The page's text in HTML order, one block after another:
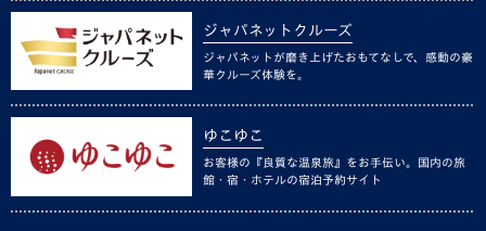
ジャパネットクルーズ
ジャパネットが磨き上げたおもてなしで、感動の豪
華クルーズ体験を。
ゆこゆこ
お客様の『良質な温泉旅』をお手伝い。国内の旅
館・宿・ホテルの宿泊予約サイト